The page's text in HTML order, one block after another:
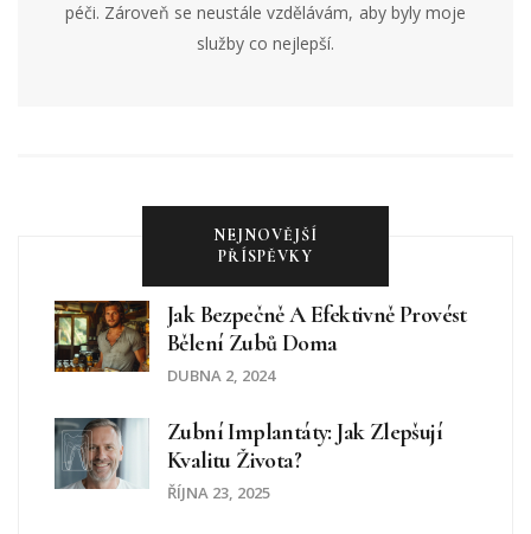
péči. Zároveň se neustále vzdělávám, aby byly moje
služby co nejlepší.
NEJNOVĚJŠÍ
PŘÍSPĚVKY
Jak Bezpečně A Efektivně Provést
Bělení Zubů Doma
DUBNA 2, 2024
Zubní Implantáty: Jak Zlepšují
Kvalitu Života?
ŘÍJNA 23, 2025